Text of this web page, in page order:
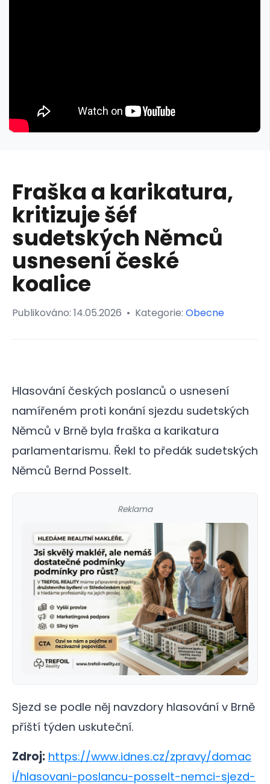
Fraška a karikatura,
kritizuje šéf
sudetských Němců
usnesení české
koalice
Publikováno: 14.05.2026 • Kategorie: Obecne
Hlasování českých poslanců o usnesení
namířeném proti konání sjezdu sudetských
Němců v Brně byla fraška a karikatura
parlamentarismu. Řekl to předák sudetských
Němců Bernd Posselt.
Reklama
Sjezd se podle něj navzdory hlasování v Brně
příští týden uskuteční.
Zdroj: https://www.idnes.cz/zpravy/domac
i/hlasovani-poslancu-posselt-nemci-sjezd-